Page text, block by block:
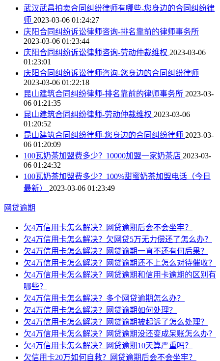
武汉武昌拍卖合同纠纷律师有哪些-您身边的合同纠纷律
师 2023-03-06 01:24:27
庆阳合同纠纷诉讼律师咨询-排名靠前的律师事务所
2023-03-06 01:23:44
庆阳合同纠纷诉讼律师咨询-劳动仲裁维权 2023-03-06
01:23:01
庆阳合同纠纷诉讼律师咨询-您身边的合同纠纷律师
2023-03-06 01:22:18
昆山建筑合同纠纷律师-排名靠前的律师事务所 2023-03-
06 01:21:35
昆山建筑合同纠纷律师-劳动仲裁维权 2023-03-06
01:20:52
昆山建筑合同纠纷律师-您身边的合同纠纷律师 2023-03-
06 01:20:09
100瓦奶茶加盟费多少？10000加盟一家奶茶店 2023-03-
06 01:24:32
100瓦奶茶加盟费多少？100%甜蜜奶茶加盟电话（今日
最新） 2023-03-06 01:23:49
网贷逾期
欠4万信用卡怎么解决？网贷逾期后会不会坐牢？
欠4万信用卡怎么解决？欠网贷5万无力偿还了怎么办？
欠4万信用卡怎么解决？网贷逾期一直不还有何后果？
欠4万信用卡怎么解决？网贷逾期还不上怎么对待催收？
欠4万信用卡怎么解决？网贷逾期和信用卡逾期的区别有
哪些？
欠4万信用卡怎么解决？多个网贷逾期怎么办？
欠4万信用卡怎么解决？网贷逾期如何处理？
欠4万信用卡怎么解决？网贷逾期被起诉了怎么处理？
欠4万信用卡怎么解决？网贷逾期没还变成呆账怎么办？
欠4万信用卡怎么解决？网贷逾期10天算严重吗？
欠信用卡20万如何自救？网贷逾期后会不会坐牢？